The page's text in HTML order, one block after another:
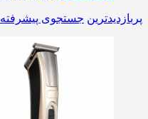
پربازدیدترین جستجوی پیشرفته